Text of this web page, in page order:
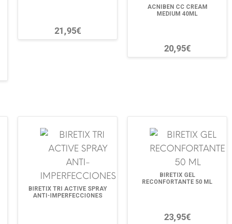
21,95€
ACNIBEN CC CREAM
MEDIUM 40ML
20,95€
BIRETIX TRI ACTIVE SPRAY
ANTI-IMPERFECCIONES
BIRETIX GEL
RECONFORTANTE 50 ML
23,95€